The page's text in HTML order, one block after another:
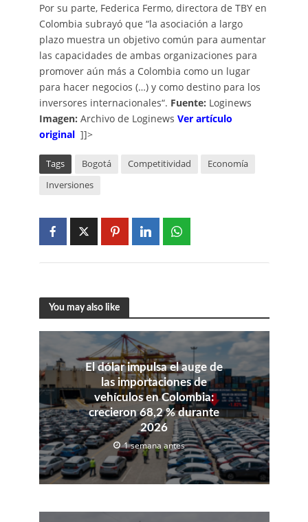
Por su parte, Federica Fermo, directora de TBY en
Colombia subrayó que “la asociación a largo
plazo muestra un objetivo común para aumentar
las capacidades de ambas organizaciones para
promover aún más a Colombia como un lugar
para hacer negocios (…) y como destino para los
inversores internacionales“. Fuente: Loginews
Imagen: Archivo de Loginews Ver artículo
original]]>
Tags Bogotá Competitividad
Economía
Inversiones
You may also like
El dólar impulsa el auge de
las importaciones de
vehículos en Colombia:
crecieron 68,2 % durante
2026
1 semana antes